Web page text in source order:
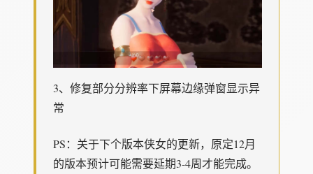
3、修复部分分辨率下屏幕边缘弹窗显示异
常
PS：关于下个版本侠女的更新，原定12月
的版本预计可能需要延期3-4周才能完成。